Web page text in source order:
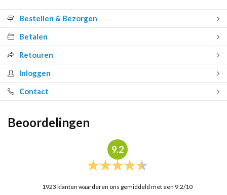
Bestellen & Bezorgen
Betalen
Retouren
Inloggen
Contact
Beoordelingen
9.2
1923 klanten waarderen ons gemiddeld met een 9.2/10